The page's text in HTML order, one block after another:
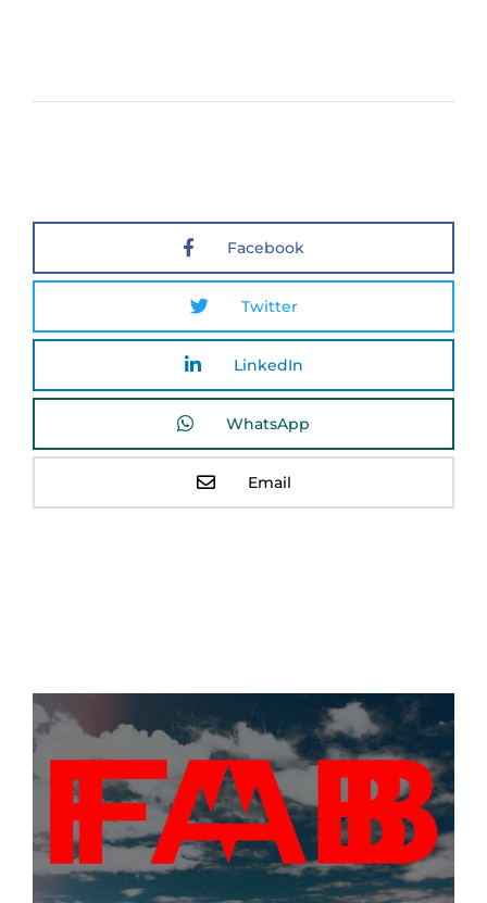
Facebook
Twitter
LinkedIn
WhatsApp
Email